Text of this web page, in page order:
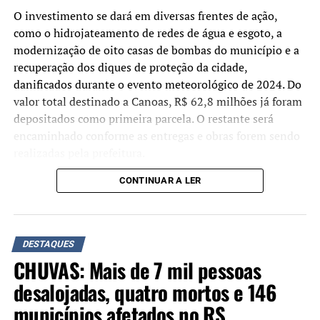
Demais condenações
Braga Netto: 26 anos– Seguindo o voto do relator
Alexandre de Moraes, a maioria da Primeira Turma do
STF determinou pena de 26 anos, inicialmente em
reclusão, para o general Walter Braga Netto.
Anderson Torres: 24 anos –
Anderson Torres.
Almir Garnier: 24 anos –Seguindo voto do relator
Alexandre de Moraes, a maioria da Primeira Turma
Garnier, ex-comandante da Marinha. Foi determinado 21
anos e 6 meses de reclusão e 2 anos e 6 meses de
detenção.
Augusto Heleno: 21 anos –Seguindo o voto do relator
O investimento se dará em diversas frentes de ação,
como o hidrojateamento de redes de água e esgoto, a
modernização de oito casas de bombas do município e a
recuperação dos diques de proteção da cidade,
danificados durante o evento meteorológico de 2024. Do
valor total destinado a Canoas, R$ 62,8 milhões já foram
depositados como primeira parcela. O restante será
encaminhado conforme as entregas e obras forem sendo
“Não estamos apenas
assinando um convênio,
mas efetivamente
depositando os recursos.
Hoje, o Estado já transferiu
R$ 62,8 milhões à conta do
CONTINUAR A LER
DESTAQUES
CHUVAS: Mais de 7 mil pessoas
desalojadas, quatro mortos e 146